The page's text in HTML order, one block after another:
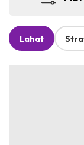
Lahat